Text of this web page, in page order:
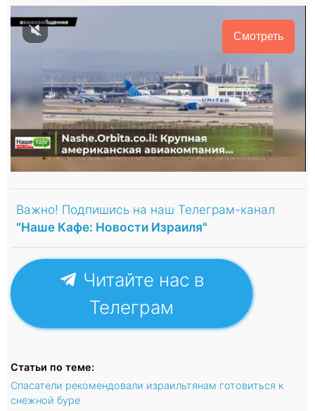
Смотреть
Важно! Подпишись на наш Телеграм-канал
"Наше Кафе: Новости Израиля"
Читайте нас в
Телеграм
Статьи по теме:
Спасатели рекомендовали израильтянам готовиться к
снежной буре